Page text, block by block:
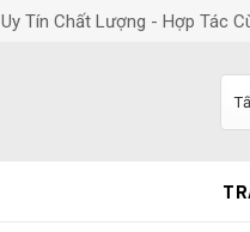
Tín Chất Lượng - Hợp Tác